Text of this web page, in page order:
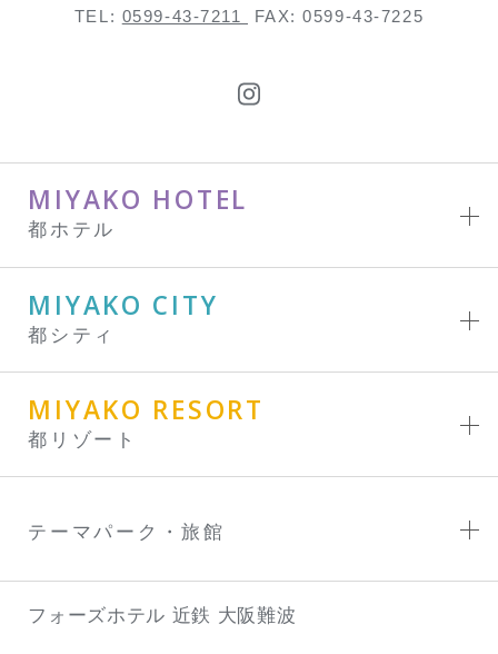
TEL: 0599-43-7211 FAX: 0599-43-7225
MIYAKO HOTEL
都ホテル
MIYAKO CITY
都シティ
MIYAKO RESORT
都リゾート
テーマパーク・旅館
フォーズホテル 近鉄 大阪難波